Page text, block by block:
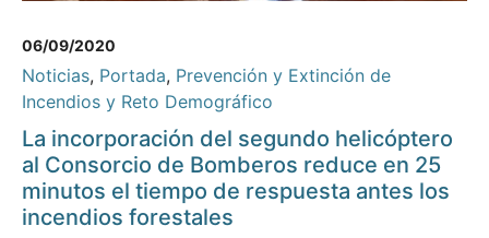
06/09/2020
Noticias, Portada, Prevención y Extinción de
Incendios y Reto Demográfico
La incorporación del segundo helicóptero
al Consorcio de Bomberos reduce en 25
minutos el tiempo de respuesta antes los
incendios forestales